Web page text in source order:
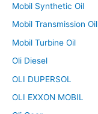
Mobil Synthetic Oil
Mobil Transmission Oil
Mobil Turbine Oil
Oli Diesel
OLI DUPERSOL
OLI EXXON MOBIL